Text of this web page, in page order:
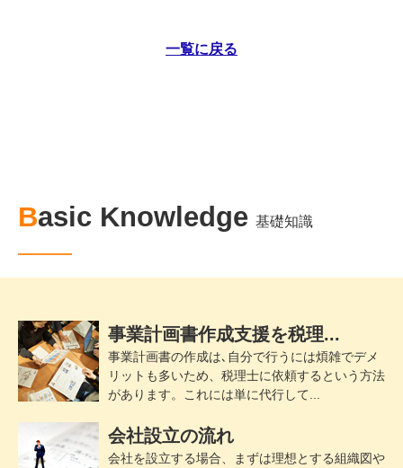
一覧に戻る
Basic Knowledge 基礎知識
事業計画書作成支援を税理...
事業計画書の作成は､自分で行うには煩雑でデメ
リットも多いため、税理士に依頼するという方法
があります。これには単に代行して...
会社設立の流れ
会社を設立する場合、まずは理想とする組織図や